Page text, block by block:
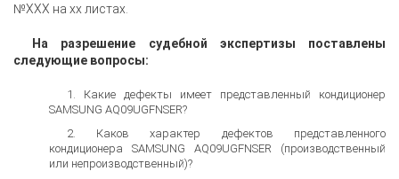
№XXX на xx листах.
На разрешение судебной экспертизы поставлены
следующие вопросы:
Какие дефекты имеет представленный кондиционер
SAMSUNG AQ09UGFNSER?
Каков характер дефектов представленного
кондиционера SAMSUNG AQ09UGFNSER (производственный
или непроизводственный)?